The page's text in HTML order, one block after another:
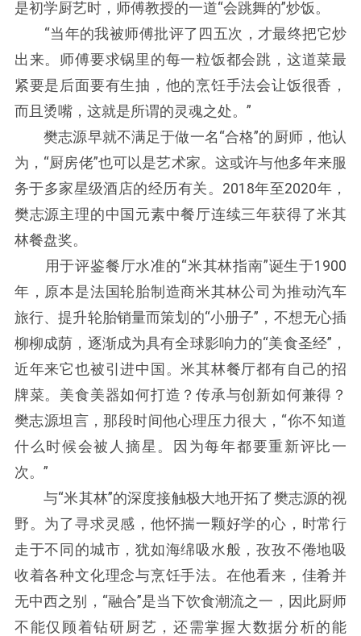
是初学厨艺时，师傅教授的一道“会跳舞的”炒饭。
“当年的我被师傅批评了四五次，才最终把它炒
出来。师傅要求锅里的每一粒饭都会跳，这道菜最
紧要是后面要有生抽，他的烹饪手法会让饭很香，
而且烫嘴，这就是所谓的灵魂之处。”
樊志源早就不满足于做一名“合格”的厨师，他认
为，“厨房佬”也可以是艺术家。这或许与他多年来服
务于多家星级酒店的经历有关。2018年至2020年，
樊志源主理的中国元素中餐厅连续三年获得了米其
林餐盘奖。
用于评鉴餐厅水准的“米其林指南”诞生于1900
年，原本是法国轮胎制造商米其林公司为推动汽车
旅行、提升轮胎销量而策划的“小册子”，不想无心插
柳柳成荫，逐渐成为具有全球影响力的“美食圣经”，
近年来它也被引进中国。米其林餐厅都有自己的招
牌菜。美食美器如何打造？传承与创新如何兼得？
樊志源坦言，那段时间他心理压力很大，“你不知道
什么时候会被人摘星。因为每年都要重新评比一
次。”
与“米其林”的深度接触极大地开拓了樊志源的视
野。为了寻求灵感，他怀揣一颗好学的心，时常行
走于不同的城市，犹如海绵吸水般，孜孜不倦地吸
收着各种文化理念与烹饪手法。在他看来，佳肴并
无中西之别，“融合”是当下饮食潮流之一，因此厨师
不能仅顾着钻研厨艺，还需掌握大数据分析的能